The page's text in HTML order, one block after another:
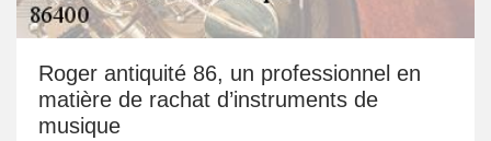
Roger antiquité 86, un professionnel en
matière de rachat d’instruments de
musique